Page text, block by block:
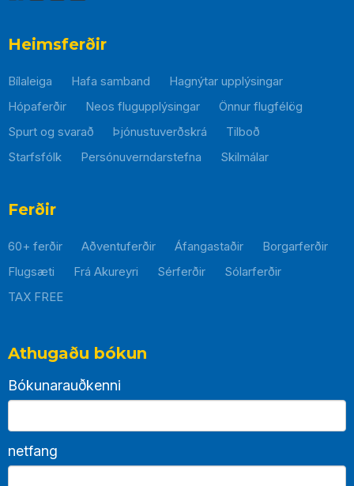
Heimsferðir
Bílaleiga Hafa samband
Hagnýtar upplýsingar
Hópaferðir
Neos flugupplýsingar
Önnur flugfélög
Spurt og svarað
Þjónustuverðskrá
Tilboð
Starfsfólk
Persónuverndarstefna Skilmálar
Þessi
í
nýjum
Ferðir
60+ ferðir Aðventuferðir Áfangastaðir
Borgarferðir
Flugsæti
Frá Akureyri Sérferðir
Sólarferðir
TAX FREE
Athugaðu bókun
Bókunarauðkenni
netfang